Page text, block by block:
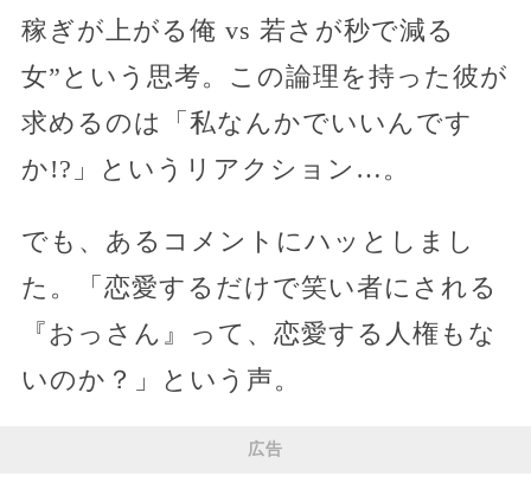
稼ぎが上がる俺 vs 若さが秒で減る
女”という思考。この論理を持った彼が
求めるのは「私なんかでいいんです
か!?」というリアクション…。
でも、あるコメントにハッとしまし
た。「恋愛するだけで笑い者にされる
『おっさん』って、恋愛する人権もな
いのか？」という声。
広告